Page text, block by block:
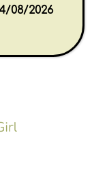
08/2026